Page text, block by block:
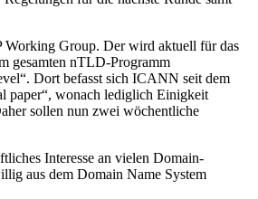
Working Group. Der wird aktuell für das
gesamten nTLD-Programm
Dort befasst sich ICANN seit dem
paper“, wonach lediglich Einigkeit
sollen nun zwei wöchentliche
Interesse an vielen Domain-
aus dem Domain Name System